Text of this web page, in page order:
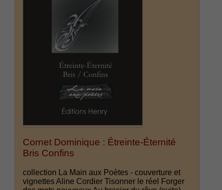
Cornet Dominique : Étreinte-Éternité
Bris Confins
collection La Main aux Poètes - couverture et
vignettes Aline Cordier Tisonner le réel Forger